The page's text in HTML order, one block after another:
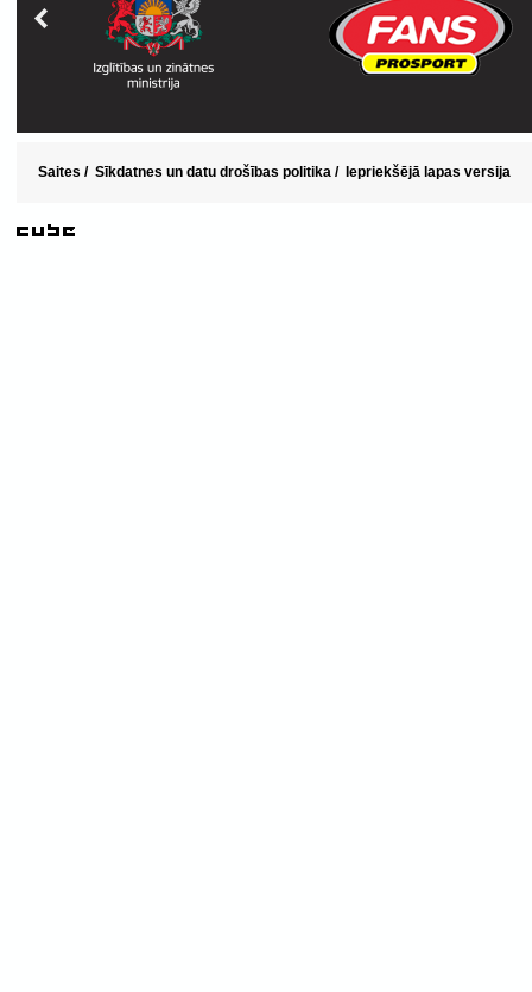
Saites / Sīkdatnes un datu drošības politika / Iepriekšējā lapas versija